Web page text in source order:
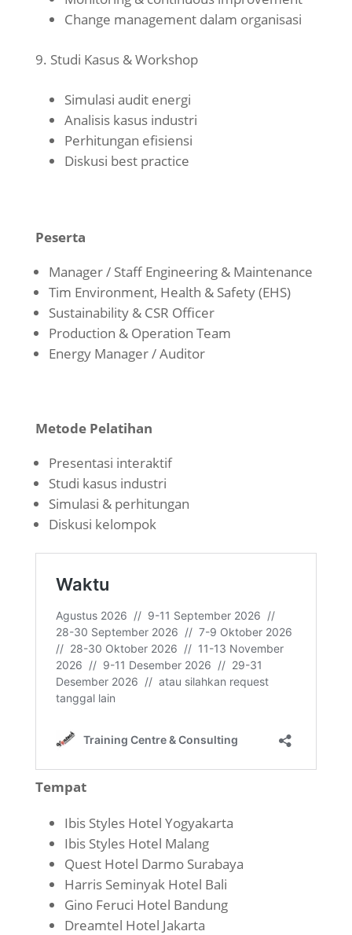
Change management dalam organisasi
Studi Kasus & Workshop
Simulasi audit energi
Analisis kasus industri
Perhitungan efisiensi
Diskusi best practice
Peserta
Manager / Staff Engineering & Maintenance
Tim Environment, Health & Safety (EHS)
Sustainability & CSR Officer
Production & Operation Team
Energy Manager / Auditor
Metode Pelatihan
Presentasi interaktif
Studi kasus industri
Simulasi & perhitungan
Diskusi kelompok
Tempat
Ibis Styles Hotel Yogyakarta
Ibis Styles Hotel Malang
Quest Hotel Darmo Surabaya
Harris Seminyak Hotel Bali
Gino Feruci Hotel Bandung
Dreamtel Hotel Jakarta